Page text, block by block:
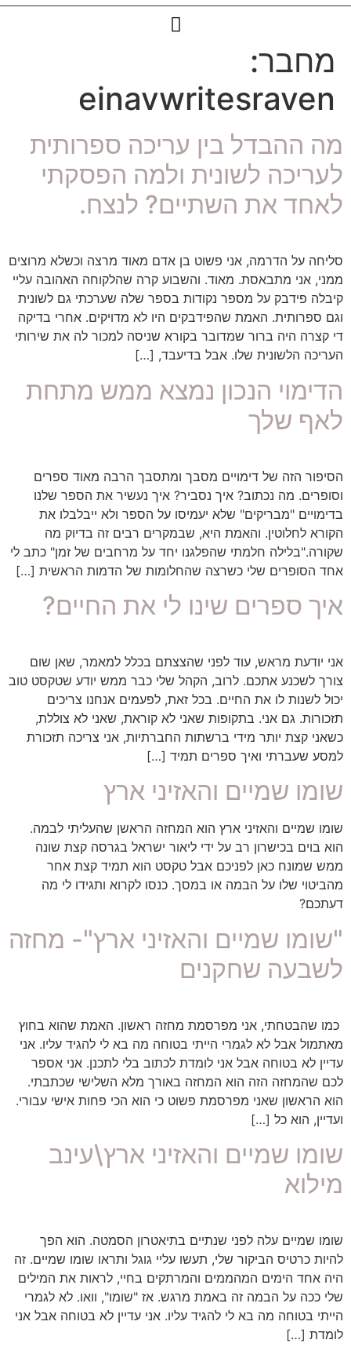
מחבר:
einavwritesraven
מה ההבדל בין עריכה ספרותית
לעריכה לשונית ולמה הפסקתי
לאחד את השתיים? לנצח.
סליחה על הדרמה, אני פשוט בן אדם מאוד מרצה וכשלא מרוצים
ממני, אני מתבאסת. מאוד. והשבוע קרה שהלקוחה האהובה עליי
קיבלה פידבק על מספר נקודות בספר שלה שערכתי גם לשונית
וגם ספרותית. האמת שהפידבקים היו לא מדויקים. אחרי בדיקה
די קצרה היה ברור שמדובר בקורא שניסה למכור לה את שירותי
העריכה הלשונית שלו. אבל בדיעבד, […]
הדימוי הנכון נמצא ממש מתחת
לאף שלך
הסיפור הזה של דימויים מסבך ומתסבך הרבה מאוד ספרים
וסופרים. מה נכתוב? איך נסביר? איך נעשיר את הספר שלנו
בדימויים "מבריקים" שלא יעמיסו על הספר ולא ייבלבלו את
הקורא לחלוטין. והאמת היא, שבמקרים רבים זה בדיוק מה
שקורה."בלילה חלמתי שהפלגנו יחד על מרחבים של זמן" כתב לי
אחד הסופרים שלי כשרצה שהחלומות של הדמות הראשית […]
איך ספרים שינו לי את החיים?
אני יודעת מראש, עוד לפני שהצצתם בכלל למאמר, שאן שום
צורך לשכנע אתכם. לרוב, הקהל שלי כבר ממש יודע שטקסט טוב
יכול לשנות לו את החיים. בכל זאת, לפעמים אנחנו צריכים
תזכורות. גם אני. בתקופות שאני לא קוראת, שאני לא צוללת,
כשאני קצת יותר מידי ברשתות החברתיות, אני צריכה תזכורת
למסע שעברתי ואיך ספרים תמיד […]
שומו שמיים והאזיני ארץ
שומו שמיים והאזיני ארץ הוא המחזה הראשן שהעליתי לבמה.
הוא בוים בכישרון רב על ידי ליאור ישראל בגרסה קצת שונה
ממש שמונח כאן לפניכם אבל טקסט הוא תמיד קצת אחר
מהביטוי שלו על הבמה או במסך. כנסו לקרוא ותגידו לי מה
דעתכם?
"שומו שמיים והאזיני ארץ"- מחזה
לשבעה שחקנים
כמו שהבטחתי, אני מפרסמת מחזה ראשון. האמת שהוא בחוץ
מאתמול אבל לא לגמרי הייתי בטוחה מה בא לי להגיד עליו. אני
עדיין לא בטוחה אבל אני לומדת לכתוב בלי לתכנן. אני אספר
לכם שהמחזה הזה הוא המחזה באורך מלא השלישי שכתבתי.
הוא הראשון שאני מפרסמת פשוט כי הוא הכי פחות אישי עבורי.
ועדיין, הוא כל […]
שומו שמיים והאזיני ארץ\עינב
מילוא
שומו שמיים עלה לפני שנתיים בתיאטרון הסמטה. הוא הפך
להיות כרטיס הביקור שלי, תעשו עליי גוגל ותראו שומו שמיים. זה
היה אחד הימים המהממים והמרתקים בחיי, לראות את המילים
שלי ככה על הבמה זה באמת מרגש. אז "שומו", וואו. לא לגמרי
הייתי בטוחה מה בא לי להגיד עליו. אני עדיין לא בטוחה אבל אני
לומדת […]